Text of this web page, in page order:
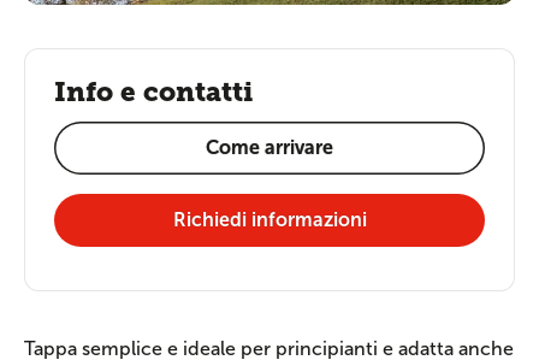
Tappa semplice e ideale per principianti e adatta anche
Info e contatti
Come arrivare
Richiedi informazioni